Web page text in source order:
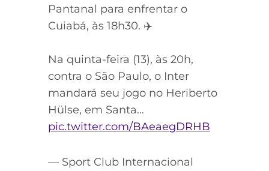
Pantanal para enfrentar o
Cuiabá, às 18h30. ✈️
Na quinta-feira (13), às 20h,
contra o São Paulo, o Inter
mandará seu jogo no Heriberto
Hülse, em Santa…
pic.twitter.com/BAeaegDRHB
— Sport Club Internacional